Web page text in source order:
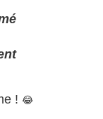
! 😂